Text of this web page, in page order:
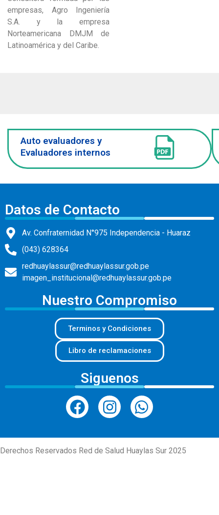
empresas, Agro Ingeniería
S.A. y la empresa
Norteamericana DMJM de
Latinoamérica y del Caribe.
Auto evaluadores y
Evaluadores internos
Datos de Contacto
Av. Confraternidad N°975 Independencia - Huaraz
(043) 628364
redhuaylassur@redhuaylassur.gob.pe
imagen_institucional@redhuaylassur.gob.pe
Nuestro Compromiso
Terminos y Condiciones
Libro de reclamaciones
Siguenos
Derechos Reservados Red de Salud Huaylas Sur 2025